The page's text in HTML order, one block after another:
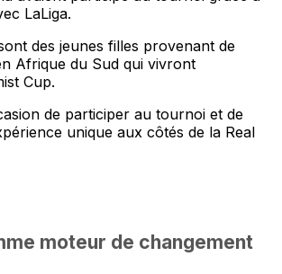
LaLiga.
des jeunes filles provenant de
Afrique du Sud qui vivront
Cup.
de participer au tournoi et de
unique aux côtés de la Real
moteur de changement